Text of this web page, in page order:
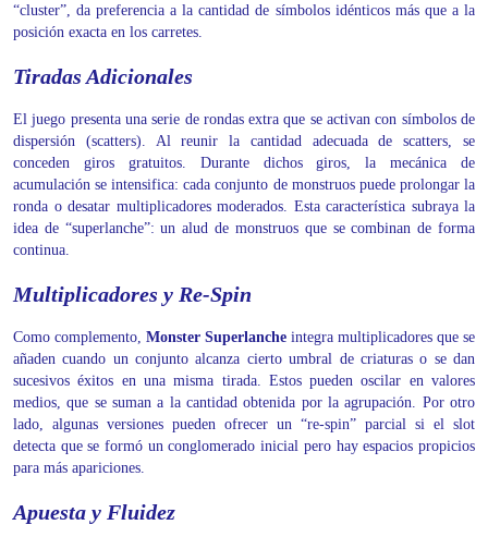
“cluster”, da preferencia a la cantidad de símbolos idénticos más que a la
posición exacta en los carretes.
Tiradas Adicionales
El juego presenta una serie de rondas extra que se activan con símbolos de
dispersión (scatters). Al reunir la cantidad adecuada de scatters, se
conceden giros gratuitos. Durante dichos giros, la mecánica de
acumulación se intensifica: cada conjunto de monstruos puede prolongar la
ronda o desatar multiplicadores moderados. Esta característica subraya la
idea de “superlanche”: un alud de monstruos que se combinan de forma
continua.
Multiplicadores y Re-Spin
Como complemento, Monster Superlanche integra multiplicadores que se
añaden cuando un conjunto alcanza cierto umbral de criaturas o se dan
sucesivos éxitos en una misma tirada. Estos pueden oscilar en valores
medios, que se suman a la cantidad obtenida por la agrupación. Por otro
lado, algunas versiones pueden ofrecer un “re-spin” parcial si el slot
detecta que se formó un conglomerado inicial pero hay espacios propicios
para más apariciones.
Apuesta y Fluidez